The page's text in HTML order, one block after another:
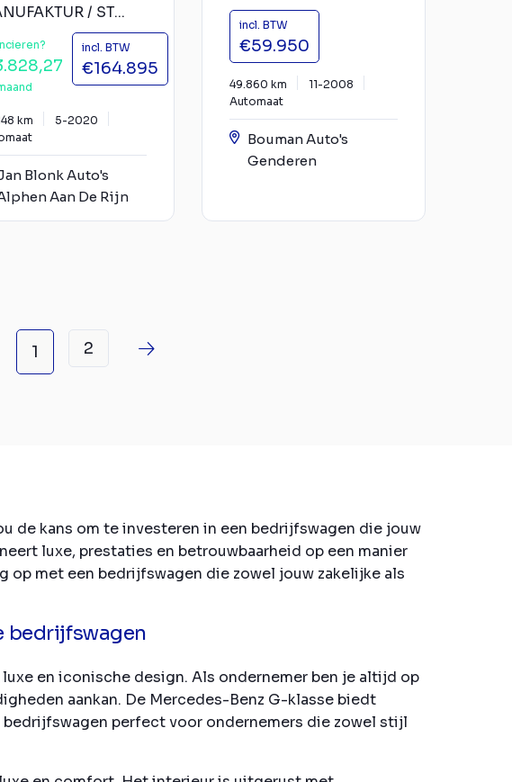
/ ST...
incl. BTW
€164.895
km
5-2020
Blonk Auto's
Aan De Rijn
incl. BTW
€59.950
49.860 km
11-2008
Automaat
Bouman Auto's
Genderen
1 2
de kans om te investeren in een bedrijfswagen die jouw
luxe, prestaties en betrouwbaarheid op een manier
op met een bedrijfswagen die zowel jouw zakelijke als
bedrijfswagen
en iconische design. Als ondernemer ben je altijd op
aankan. De Mercedes-Benz G-klasse biedt
perfect voor ondernemers die zowel stijl